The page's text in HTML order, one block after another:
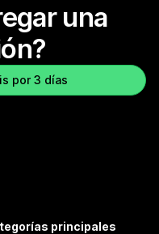
una
por 3 días
principales